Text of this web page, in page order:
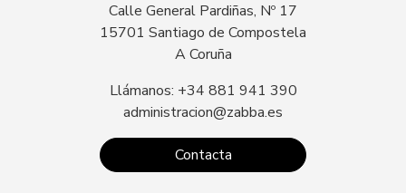
Calle General Pardiñas, Nº 17
15701 Santiago de Compostela
A Coruña
Llámanos: +34 881 941 390
administracion@zabba.es
Contacta